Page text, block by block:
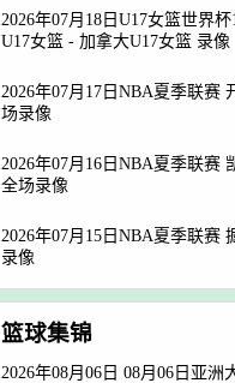
2026年07月18日U17女篮世界
U17女篮 - 加拿大U17女篮 录像
2026年07月17日NBA夏季联赛
场录像
2026年07月16日NBA夏季联赛
全场录像
2026年07月15日NBA夏季联赛
录像
篮球集锦
2026年08月06日 08月06日亚洲